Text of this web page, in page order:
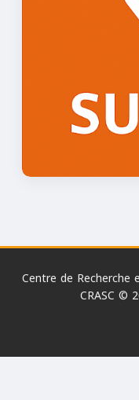
Centre de Recherche
CRASC ©